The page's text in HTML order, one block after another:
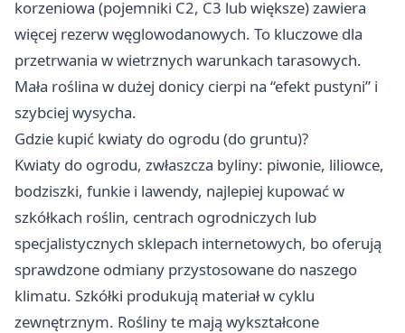
korzeniowa (pojemniki C2, C3 lub większe) zawiera
więcej rezerw węglowodanowych. To kluczowe dla
przetrwania w wietrznych warunkach tarasowych.
Mała roślina w dużej donicy cierpi na “efekt pustyni” i
szybciej wysycha.
Gdzie kupić kwiaty do ogrodu (do gruntu)?
Kwiaty do ogrodu, zwłaszcza byliny: piwonie, liliowce,
bodziszki, funkie i lawendy, najlepiej kupować w
szkółkach roślin, centrach ogrodniczych lub
specjalistycznych sklepach internetowych, bo oferują
sprawdzone odmiany przystosowane do naszego
klimatu. Szkółki produkują materiał w cyklu
zewnętrznym. Rośliny te mają wykształcone